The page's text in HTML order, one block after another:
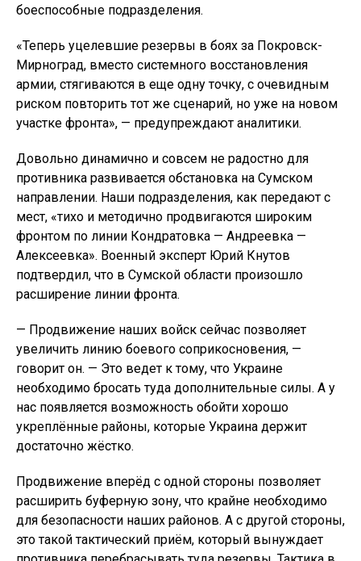
боеспособные подразделения.
«Теперь уцелевшие резервы в боях за Покровск-
Мирноград, вместо системного восстановления
армии, стягиваются в еще одну точку, с очевидным
риском повторить тот же сценарий, но уже на новом
участке фронта», — предупреждают аналитики.
Довольно динамично и совсем не радостно для
противника развивается обстановка на Сумском
направлении. Наши подразделения, как передают с
мест, «тихо и методично продвигаются широким
фронтом по линии Кондратовка — Андреевка —
Алексеевка». Военный эксперт Юрий Кнутов
подтвердил, что в Сумской области произошло
расширение линии фронта.
— Продвижение наших войск сейчас позволяет
увеличить линию боевого соприкосновения, —
говорит он. — Это ведет к тому, что Украине
необходимо бросать туда дополнительные силы. А у
нас появляется возможность обойти хорошо
укреплённые районы, которые Украина держит
достаточно жёстко.
Продвижение вперёд с одной стороны позволяет
расширить буферную зону, что крайне необходимо
для безопасности наших районов. А с другой стороны,
это такой тактический приём, который вынуждает